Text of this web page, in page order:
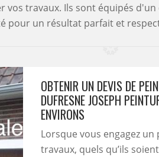
vos travaux. Ils sont équipés
pour un résultat parfait et
OBTENIR UN DEVIS DE
DUFRESNE JOSEPH
ENVIRONS
Lorsque vous engagez
travaux, quels qu’ils